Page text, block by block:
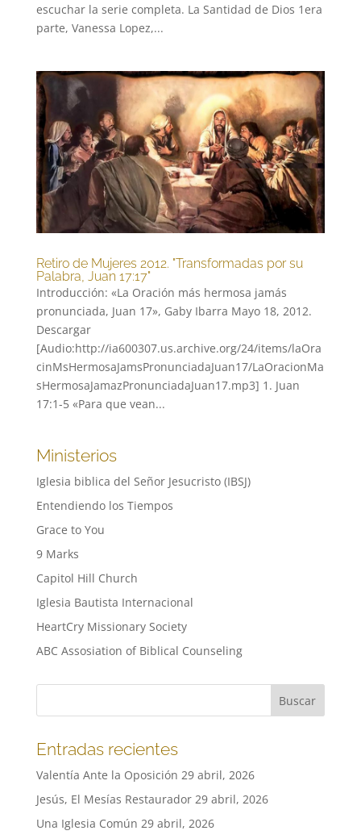
escuchar la serie completa. La Santidad de Dios 1era
parte, Vanessa Lopez,...
Retiro de Mujeres 2012. "Transformadas por su
Palabra, Juan 17:17"
Introducción: «La Oración más hermosa jamás
pronunciada, Juan 17», Gaby Ibarra Mayo 18, 2012.
Descargar
[Audio:http://ia600307.us.archive.org/24/items/laOra
cinMsHermosaJamsPronunciadaJuan17/LaOracionMa
sHermosaJamazPronunciadaJuan17.mp3] 1. Juan
17:1-5 «Para que vean...
Ministerios
Iglesia biblica del Señor Jesucristo (IBSJ)
Entendiendo los Tiempos
Grace to You
9 Marks
Capitol Hill Church
Iglesia Bautista Internacional
HeartCry Missionary Society
ABC Assosiation of Biblical Counseling
Entradas recientes
Valentía Ante la Oposición 29 abril, 2026
Jesús, El Mesías Restaurador 29 abril, 2026
Una Iglesia Común 29 abril, 2026